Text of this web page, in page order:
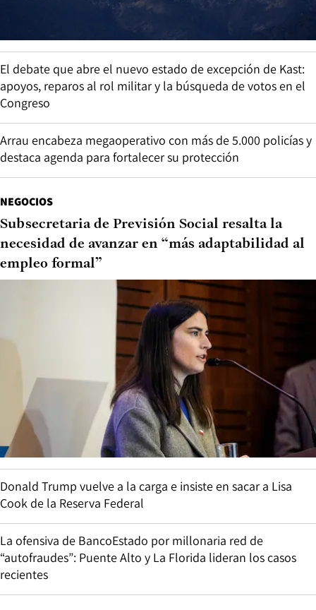
El debate que abre el nuevo estado de excepción de Kast:
apoyos, reparos al rol militar y la búsqueda de votos en el
Congreso
Arrau encabeza megaoperativo con más de 5.000 policías y
destaca agenda para fortalecer su protección
NEGOCIOS
Subsecretaria de Previsión Social resalta la
necesidad de avanzar en “más adaptabilidad al
empleo formal”
Donald Trump vuelve a la carga e insiste en sacar a Lisa
Cook de la Reserva Federal
La ofensiva de BancoEstado por millonaria red de
“autofraudes”: Puente Alto y La Florida lideran los casos
recientes